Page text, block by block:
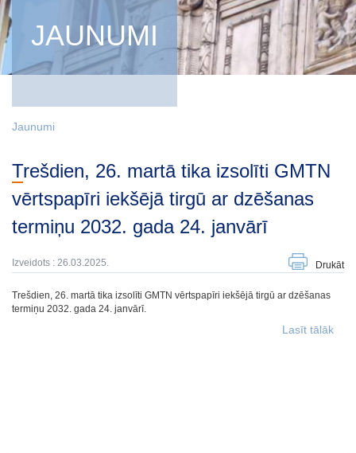
JAUNUMI
Jaunumi
Trešdien, 26. martā tika izsolīti GMTN
vērtspapīri iekšējā tirgū ar dzēšanas
termiņu 2032. gada 24. janvārī
Izveidots : 26.03.2025. Drukāt
Trešdien, 26. martā tika izsolīti GMTN vērtspapīri iekšējā tirgū ar dzēšanas
termiņu 2032. gada 24. janvārī.
Lasīt tālāk